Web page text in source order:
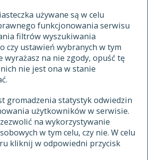
używane są w celu
funkcjonowania serwisu
filtrów wyszukiwania
czy ustawień wybranych w tym
wyrażasz na nie zgody, opuść tę
nie jest ona w stanie
gromadzenia statystyk odwiedzin
użytkowników w serwisie.
na wykorzystywanie
w tym celu, czy nie. W celu
kliknij w odpowiedni przycisk
hasła
I XVIII WIEKU
znajdź hasła
się od